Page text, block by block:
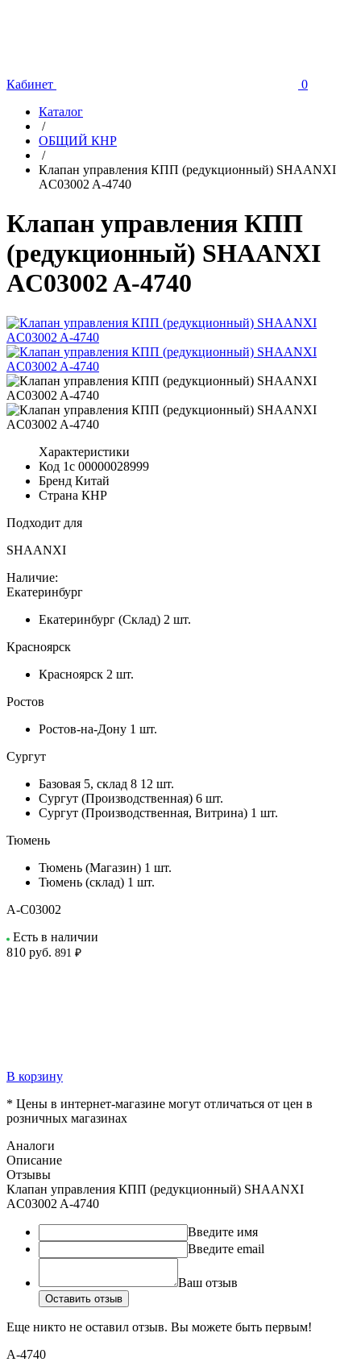
Кабинет
0
Каталог
/
ОБЩИЙ КНР
/
Клапан управления КПП (редукционный) SHAANXI
AC03002 A-4740
Клапан управления КПП
(редукционный) SHAANXI
AC03002 A-4740
Характеристики
Код 1с 00000028999
Бренд Китай
Страна КНР
Подходит для
SHAANXI
Наличие:
Екатеринбург
Екатеринбург (Склад) 2 шт.
Красноярск
Красноярск 2 шт.
Ростов
Ростов-на-Дону 1 шт.
Сургут
Базовая 5, склад 8 12 шт.
Сургут (Производственная) 6 шт.
Сургут (Производственная, Витрина) 1 шт.
Тюмень
Тюмень (Магазин) 1 шт.
Тюмень (склад) 1 шт.
A-C03002
Есть в наличии
810 руб. 891 ₽
В корзину
* Цены в интернет-магазине могут отличаться от цен в
розничных магазинах
Аналоги
Описание
Отзывы
Клапан управления КПП (редукционный) SHAANXI
AC03002 A-4740
Введите имя
Введите email
Ваш отзыв
Оставить отзыв
Еще никто не оставил отзыв. Вы можете быть первым!
A-4740